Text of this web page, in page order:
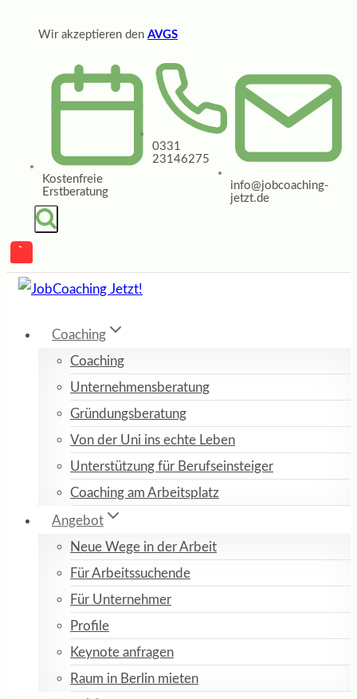
Wir akzeptieren den AVGS
Kostenfreie
Erstberatung
0331
23146275
info@jobcoaching-
jetzt.de
Coaching
Coaching
Unternehmensberatung
Gründungsberatung
Von der Uni ins echte Leben
Unterstützung für Berufseinsteiger
Coaching am Arbeitsplatz
Angebot
Neue Wege in der Arbeit
Für Arbeitssuchende
Für Unternehmer
Profile
Keynote anfragen
Raum in Berlin mieten